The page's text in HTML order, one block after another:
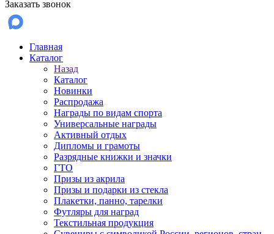
Заказать звонок
Главная
Каталог
Назад
Каталог
Новинки
Распродажа
Награды по видам спорта
Универсальные награды
Активный отдых
Дипломы и грамоты
Разрядные книжки и значки
ГТО
Призы из акрила
Призы и подарки из стекла
Плакетки, панно, тарелки
Футляры для наград
Текстильная продукция